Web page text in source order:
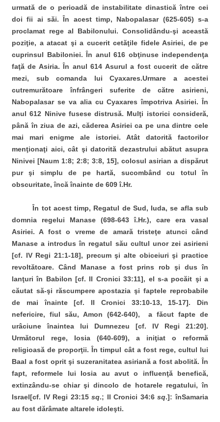
urmată de o perioadă de instabilitate dinastică între cei
doi fii ai săi. În acest timp, Nabopalasar (625-605) s-a
proclamat rege al Babilonului. Consolidându-şi această
poziţie, a atacat şi a cucerit cetăţile fidele Asiriei, de pe
cuprinsul Babiloniei. În anul 616 obţinuse independenţa
faţă de Asiria. În anul 614 Asurul a fost cucerit de către
mezi, sub comanda lui Cyaxares.Urmare a acestei
cutremurătoare înfrângeri suferite de către asirieni,
Nabopalasar se va alia cu Cyaxares împotriva Asiriei. În
anul 612 Ninive fusese distrusă. Mulţi istorici consideră,
până în ziua de azi, căderea Asiriei ca pe una dintre cele
mai mari enigme ale istoriei. Atât datorită factorilor
menţionaţi aici, cât şi datorită dezastrului abătut asupra
Ninivei [Naum 1:8; 2:8; 3:8, 15], colosul asirian a dispărut
pur şi simplu de pe hartă, sucombând cu totul în
obscuritate, încă înainte de 609 î.Hr.
În tot acest timp, Regatul de Sud, Iuda, se afla sub
domnia regelui Manase (698-643 î.Hr.), care era vasal
Asiriei. A fost o vreme de amară tristeţe atunci când
Manase a introdus în regatul său cultul unor zei asirieni
[cf. IV Regi 21:1-18], precum şi alte obiceiuri şi practice
revoltătoare. Când Manase a fost prins rob şi dus în
lanţuri în Babilon [cf. II Cronici 33:11], el s-a pocăit şi a
căutat să-şi răscumpere apostazia şi faptele reprobabile
de mai înainte [cf. II Cronici 33:10-13, 15-17]. Din
nefericire, fiul său, Amon (642-640), a făcut fapte de
urâciune înaintea lui Dumnezeu [cf. IV Regi 21:20].
Următorul rege, Iosia (640-609), a iniţiat o reformă
religioasă de proporţii. În timpul cât a fost rege, cultul lui
Baal a fost oprit şi suzeranitatea asiriană a fost abolită. În
fapt, reformele lui Iosia au avut o influenţă benefică,
extinzându-se chiar şi dincolo de hotarele regatului, în
Israel[cf. IV Regi 23:15sq.; II Cronici 34:6sq.]: înSamaria
au fost dărâmate altarele idoleşti.